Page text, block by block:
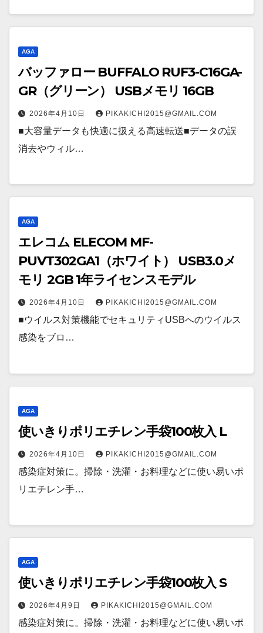
AGA
バッファロー BUFFALO RUF3-C16GA-
GR（グリーン） USBメモリ 16GB
2026年4月10日 PIKAKICHI2015@GMAIL.COM
■大容量データも快適に扱える高速転送■データの誤
消去やウィル…
AGA
エレコム ELECOM MF-
PUVT302GA1（ホワイト） USB3.0メ
モリ 2GB 1年ライセンスモデル
2026年4月10日 PIKAKICHI2015@GMAIL.COM
■ウイルス対策機能でセキュリティUSBへのウイルス
感染をブロ…
AGA
使いきりポリエチレン手袋100枚入 L
2026年4月10日 PIKAKICHI2015@GMAIL.COM
感染症対策に。掃除・洗濯・お料理などに使い易いポ
リエチレン手…
AGA
使いきりポリエチレン手袋100枚入 S
2026年4月9日 PIKAKICHI2015@GMAIL.COM
感染症対策に。掃除・洗濯・お料理などに使い易いポ